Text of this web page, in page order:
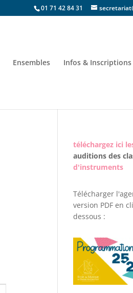
01 71 42 84 31
Ensembles Infos & Inscriptions
téléchargez ici
auditions des
d'instruments
Télécharger
version PDF en
dessous :